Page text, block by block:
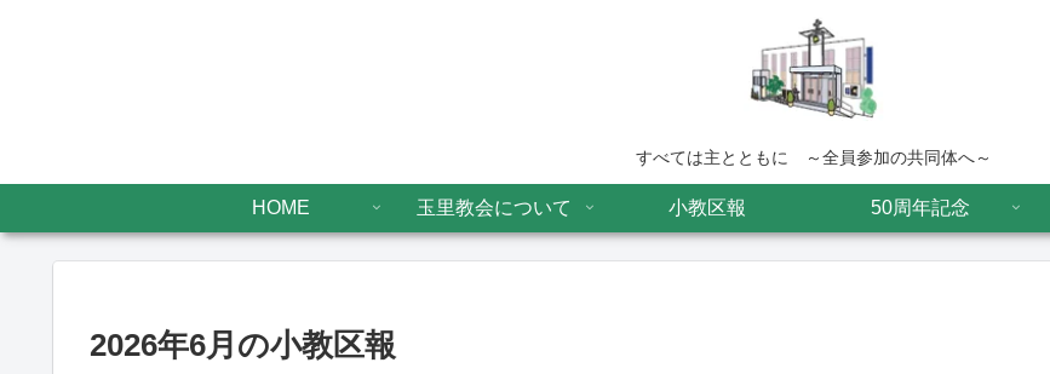
すべては主とともに ～全員参加の共同体へ～
HOME 玉里教会について 小教区報 50周年記念
2026年6月の小教区報